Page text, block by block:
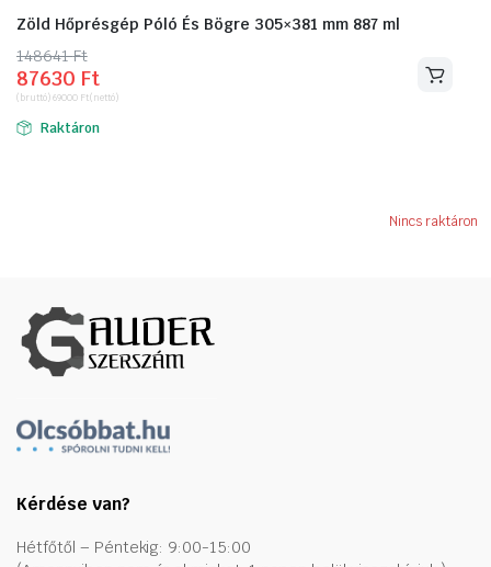
Zöld Hőprésgép Póló És Bögre 305×381 mm 887 ml
148641Ft
Original
price
was:
148641 Ft.
87630 Ft
Current
price
is:
87630 Ft.
(bruttó)69000 Ft(nettó)
Raktáron
Nincs raktáron
Kérdése van?
Hétfőtől – Péntekig: 9:00-15:00